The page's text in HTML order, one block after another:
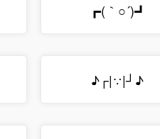
┏(｀○´)┛
♪┌|∵|┘♪